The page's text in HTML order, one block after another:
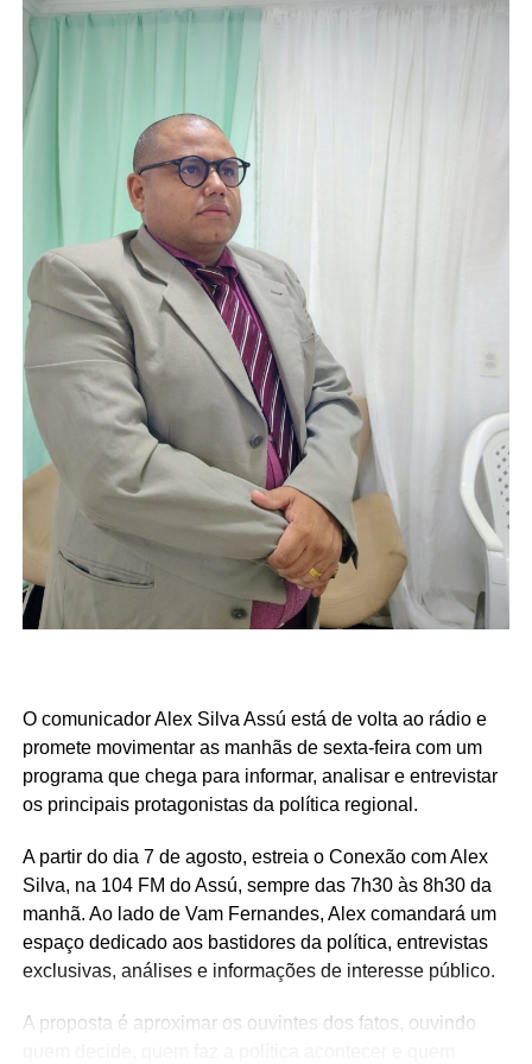
O comunicador Alex Silva Assú está de volta ao rádio e
promete movimentar as manhãs de sexta-feira com um
programa que chega para informar, analisar e entrevistar
os principais protagonistas da política regional.
A partir do dia 7 de agosto, estreia o Conexão com Alex
Silva, na 104 FM do Assú, sempre das 7h30 às 8h30 da
manhã. Ao lado de Vam Fernandes, Alex comandará um
espaço dedicado aos bastidores da política, entrevistas
exclusivas, análises e informações de interesse público.
A proposta é aproximar os ouvintes dos fatos, ouvindo